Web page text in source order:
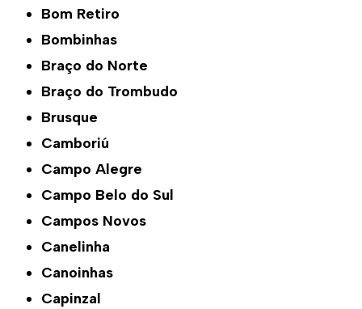
Bom Retiro
Bombinhas
Braço do Norte
Braço do Trombudo
Brusque
Camboriú
Campo Alegre
Campo Belo do Sul
Campos Novos
Canelinha
Canoinhas
Capinzal